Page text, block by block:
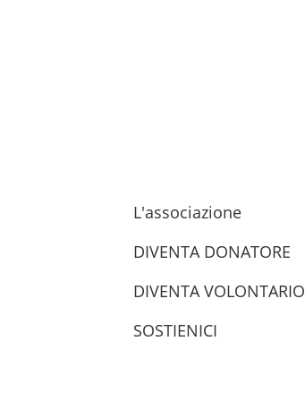
L'associazione
DIVENTA DONATORE
DIVENTA VOLONTARIO
SOSTIENICI